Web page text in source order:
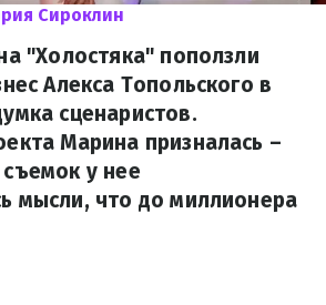
Сироклин
"Холостяка" поползли
Алекса Топольского в
сценаристов.
Марина призналась –
у нее
мысли, что до миллионера